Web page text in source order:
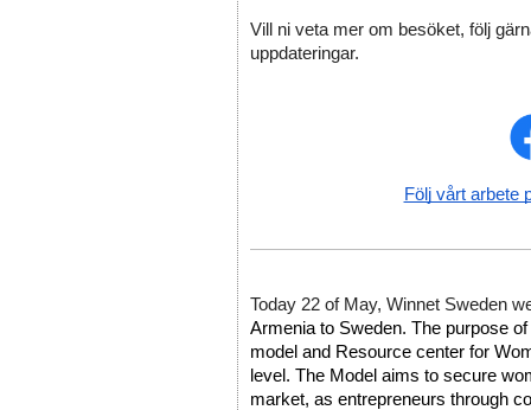
Vill ni veta mer om besöket, följ
uppdateringar.
Följ vårt arbete
Today 22 of May, Winnet Sweden
Armenia to Sweden. The purpose
model and Resource center for
level. The Model aims to secure
market, as entrepreneurs through